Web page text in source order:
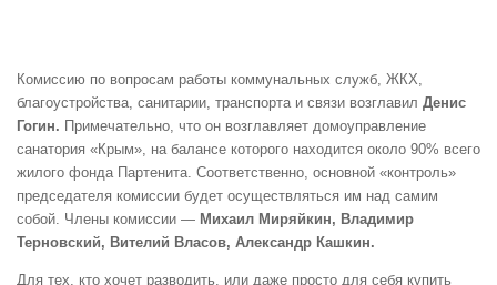
Комиссию по вопросам работы коммунальных служб, ЖКХ,
благоустройства, санитарии, транспорта и связи возглавил Денис
Гогин. Примечательно, что он возглавляет домоуправление
санатория «Крым», на балансе которого находится около 90% всего
жилого фонда Партенита. Соответственно, основной «контроль»
председателя комиссии будет осуществляться им над самим
собой. Члены комиссии — Михаил Миряйкин, Владимир
Терновский, Вителий Власов, Александр Кашкин.
Для тех, кто хочет разводить, или даже просто для себя купить